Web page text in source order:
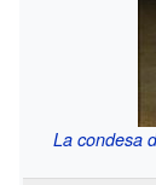
La condesa